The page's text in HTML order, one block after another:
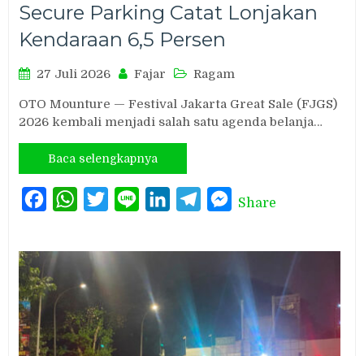
Secure Parking Catat Lonjakan
Kendaraan 6,5 Persen
27 Juli 2026 Fajar Ragam
OTO Mounture — Festival Jakarta Great Sale (FJGS)
2026 kembali menjadi salah satu agenda belanja…
Baca selengkapnya
FacebookWhatsAppTwitterLine LinkedInTelegramMessenger
Share